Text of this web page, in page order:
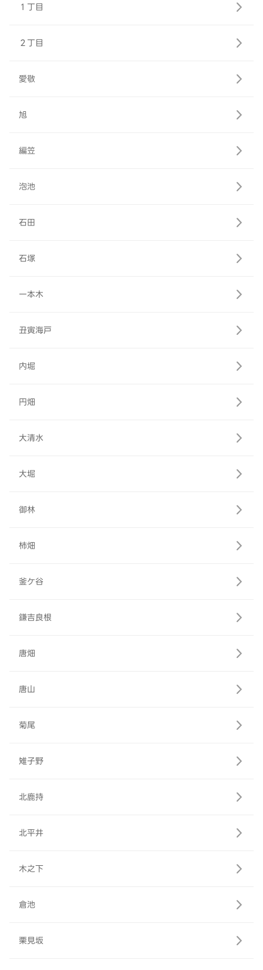
１丁目
２丁目
愛敬
旭
編笠
泡池
石田
石塚
一本木
丑寅海戸
内堀
円畑
大清水
大堀
御林
柿畑
釜ケ谷
鎌吉良根
唐畑
唐山
菊尾
雉子野
北鹿持
北平井
木之下
倉池
栗見坂